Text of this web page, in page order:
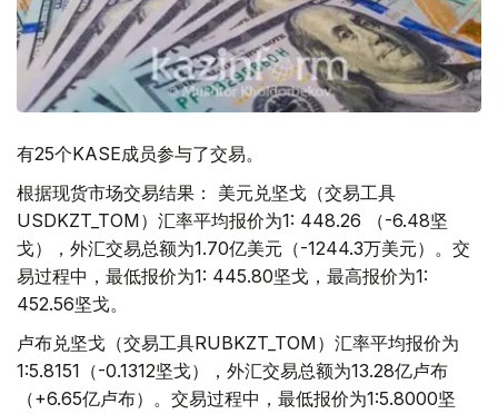
有25个KASE成员参与了交易。
根据现货市场交易结果： 美元兑坚戈（交易工具
USDKZT_TOM）汇率平均报价为1: 448.26 （-6.48坚
戈），外汇交易总额为1.70亿美元（-1244.3万美元）。交
易过程中，最低报价为1: 445.80坚戈，最高报价为1:
452.56坚戈。
卢布兑坚戈（交易工具RUBKZT_TOM）汇率平均报价为
1:5.8151（-0.1312坚戈），外汇交易总额为13.28亿卢布
（+6.65亿卢布）。交易过程中，最低报价为1:5.8000坚